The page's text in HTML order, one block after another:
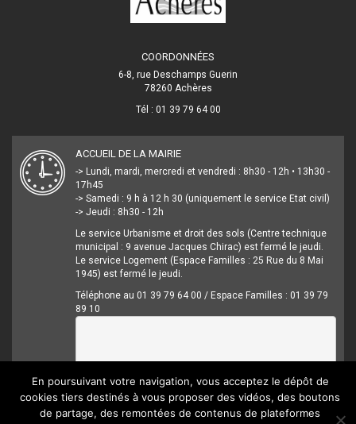
COORDONNÉES
6-8, rue Deschamps Guerin
78260 Achères
Tél : 01 39 79 64 00
ACCUEIL DE LA MAIRIE
-> Lundi, mardi, mercredi et vendredi : 8h30 - 12h • 13h30 -
17h45
-> Samedi : 9 h à 12 h 30 (uniquement le service Etat civil)
-> Jeudi : 8h30 - 12h
Le service Urbanisme et droit des sols (Centre technique
municipal : 9 avenue Jacques Chirac) est fermé le jeudi.
Le service Logement (Espace Familles : 25 Rue du 8 Mai
1945) est fermé le jeudi.
Téléphone au 01 39 79 64 00 / Espace Familles : 01 39 79
89 10
En poursuivant votre navigation, vous acceptez le dépôt de
cookies tiers destinés à vous proposer des vidéos, des boutons
de partage, des remontées de contenus de plateformes